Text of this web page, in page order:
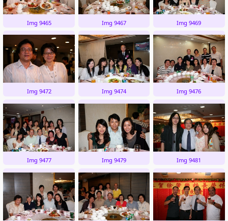
Img 9465 Img 9467 Img 9469
Img 9472 Img 9474 Img 9476
Img 9477 Img 9479 Img 9481